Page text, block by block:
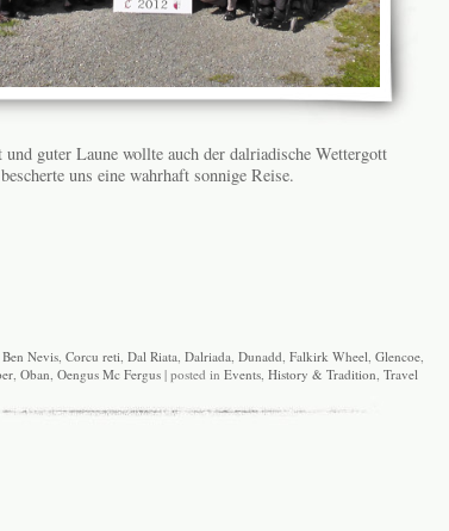
guter Laune wollte auch der dalriadische Wettergott
uns eine wahrhaft sonnige Reise.
Ben Nevis, Corcu reti Dal Riata Dalriada Dunadd Falkirk Wheel Glencoe,
, Oban Oengus Mc Fergus| posted in Events, History & Tradition Travel